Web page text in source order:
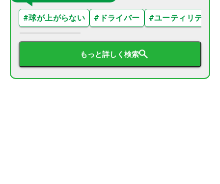
#球が上がらない # ドライバー #ユーティリティ
もっと詳しく検索